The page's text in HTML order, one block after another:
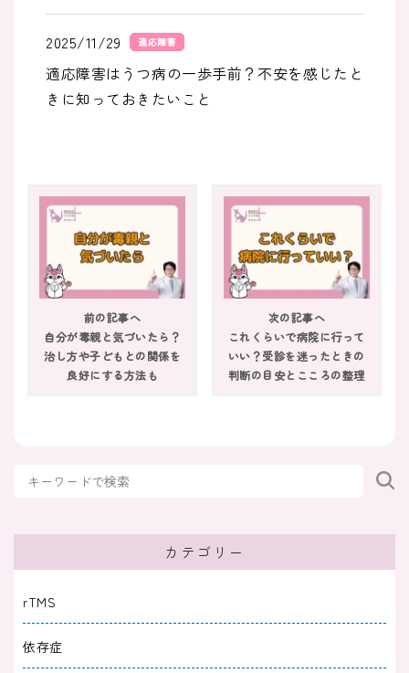
2025/11/29 適応障害
適応障害はうつ病の一歩手前？不安を感じたと
きに知っておきたいこと
｜今すぐできる３つの対処法
2025/11/29 適応障害
適応障害で転職を考えるときに大切なこと｜焦
らず進める3つのヒント
2025/11/29 適応障害
2025/08/31
ない！対処法も解説
2025/07/31
適応障害に向いてる仕事とは？向いていない仕
事や探し方を解説
前の記事へ
自分が毒親と気づいたら？
治し方や子どもとの関係を
良好にする方法も
次の記事へ
これくらいで病院に行って
いい？受診を迷ったときの
判断の目安とこころの整理
カテゴリー
rTMS
依存症